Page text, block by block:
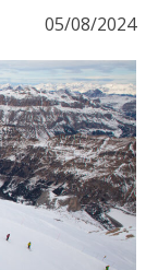
05/08/2024